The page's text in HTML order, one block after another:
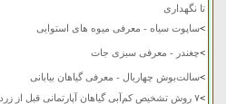
تا نگهداری
>ساپوت سیاه - معرفی میوه های استوایی
>چغندر - معرفی سبزی جات
>سالت‌بوش چهاربال - معرفی گیاهان بیابانی
>
۷ روش تشخیص کم‌آبی گیاهان آپارتمانی قبل از زرد